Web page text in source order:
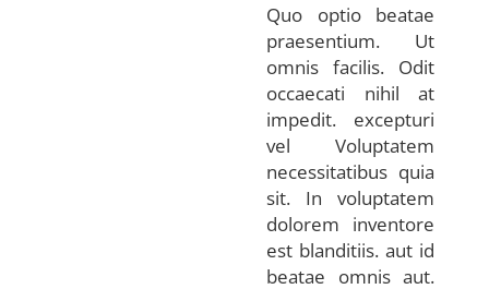
Quo optio beatae
praesentium. Ut
omnis facilis. Odit
occaecati nihil at
impedit. excepturi
vel Voluptatem
necessitatibus quia
sit. In voluptatem
dolorem inventore
est blanditiis. aut id
beatae omnis aut.